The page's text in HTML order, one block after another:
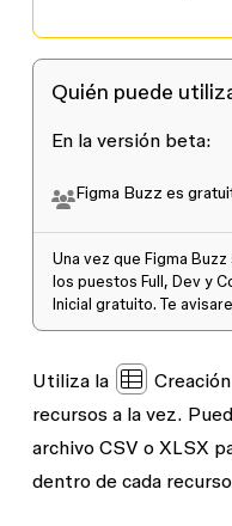
Quién puede
En la versión beta:
Figma Buzz es
Una vez que Figma
los puestos Full, Dev y
Inicial gratuito. Te
Utiliza la
recursos a la vez.
archivo CSV o XLSX
dentro de cada